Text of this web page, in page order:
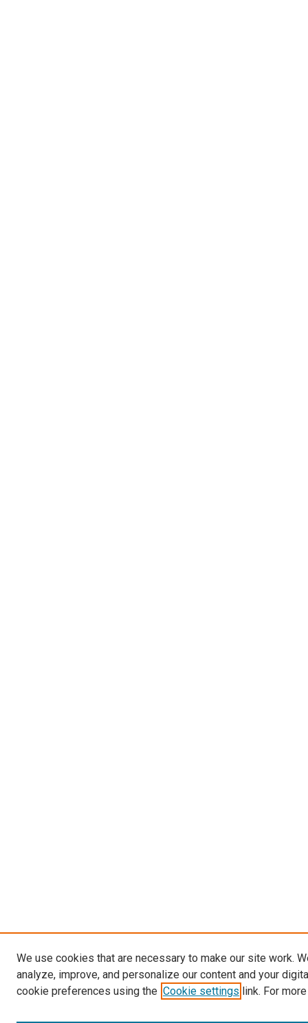
We use cookies that are necessary to make our site work.
analyze, improve, and personalize our content and your
cookie preferences using the Cookie settings link. For